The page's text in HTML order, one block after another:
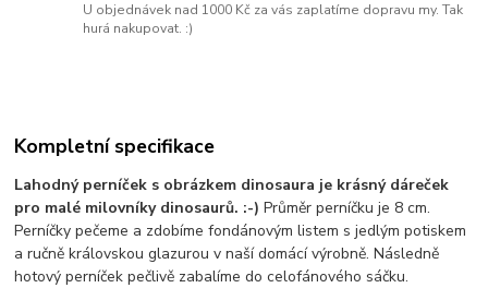
U objednávek nad 1000 Kč za vás zaplatíme dopravu my. Tak
hurá nakupovat. :)
Kompletní specifikace
Lahodný perníček s obrázkem dinosaura je krásný dáreček
pro malé milovníky dinosaurů. :-) Průměr perníčku je 8 cm.
Perníčky pečeme a zdobíme fondánovým listem s jedlým potiskem
a ručně královskou glazurou v naší domácí výrobně. Následně
hotový perníček pečlivě zabalíme do celofánového sáčku.